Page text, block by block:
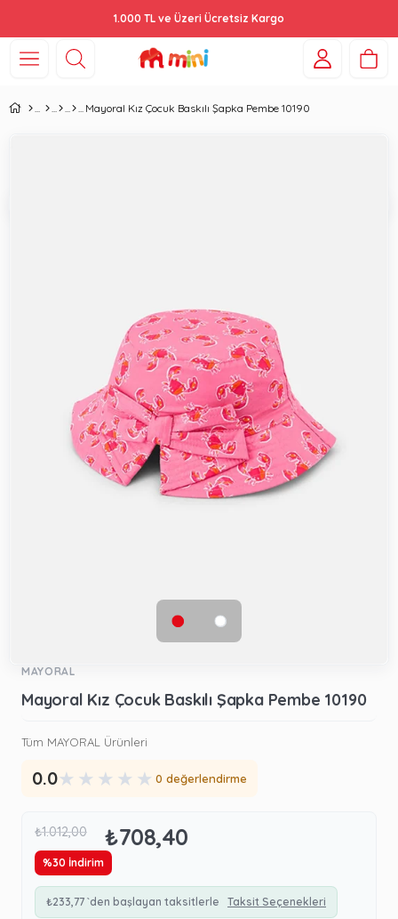
1.000 TL ve Üzeri Ücretsiz Kargo
Mayoral Kız Çocuk Baskılı Şapka Pembe 10190
MAYORAL
Mayoral Kız Çocuk Baskılı Şapka Pembe 10190
Tüm MAYORAL Ürünleri
0.0★ ★ ★ ★ ★ 0 değerlendirme
₺1.012,00 ₺708,40
%30 İndirim
₺233,77 `den başlayan taksitlerle Taksit Seçenekleri